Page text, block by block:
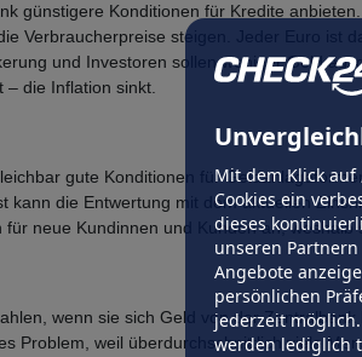
Mit dem Klick
Cookies ein
dieses
unseren
Angebote
persönlichen
jederzeit
werden lediglich
günstigere Konditionen für Kredite
Verbraucherpreise steigen. Jeder Euro ist
und Investoren sollen weniger Geld
die Inflation sinkt.
gute Konditionen für
kann die Entwertung mit dem aktuellen
neue Kundinnen und Kunden an,
wenn sie sich Geld von der
Problem, weil überdurchschnittlich viele